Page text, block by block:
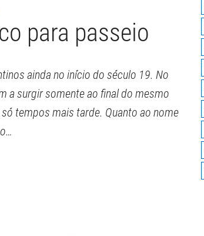
para passeio
ainda no início do século 19. No
a surgir somente ao final do mesmo
tempos mais tarde. Quanto ao nome